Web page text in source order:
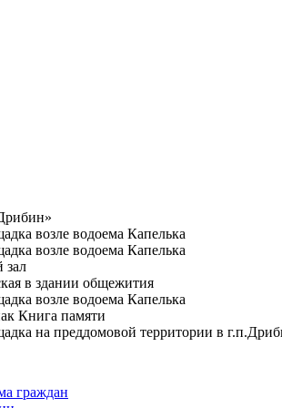
возле водоема Капелька
возле водоема Капелька
в здании общежития
возле водоема Капелька
Книга памяти
на преддомовой территории в
граждан